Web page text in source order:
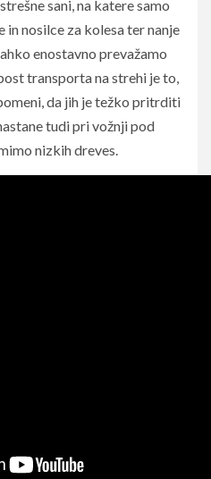
sani, na katere samo
nosilce za kolesa ter nanje
enostavno prevažamo
transporta na strehi je to,
da jih je težko pritrditi
tudi pri vožnji pod
nizkih dreves.